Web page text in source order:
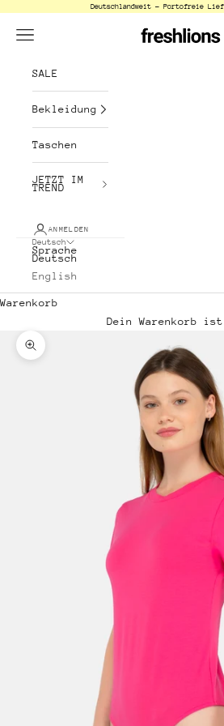
Zum Inhalt springenDeutschlandweit - Portofreie
freshlions
Menü
SALE
Bekleidung
Taschen
JETZT IM
TREND
ANMELDEN
Deutsch
Sprache
Deutsch
English
Warenkorb
Dein Warenkorb
Bild vergrößern